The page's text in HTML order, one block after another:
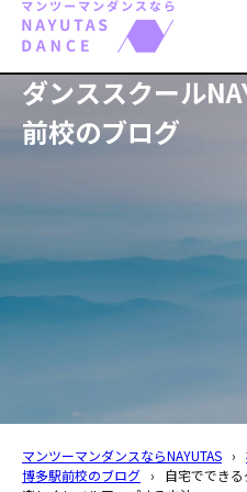
ダンススクール
前校のブログ
マンツーマンダンスならNAYUTAS ›
博多駅前校のブログ ›
自宅ででき